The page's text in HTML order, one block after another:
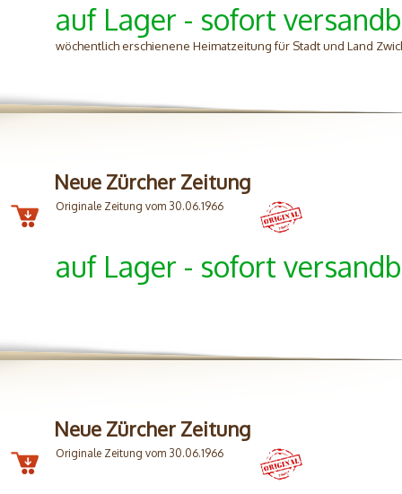
auf Lager - sofort
wöchentlich erschienene Heimatzeitung für Stadt und Land
Neue Zürcher Zeitung
Originale Zeitung vom 30.06.1966
auf Lager - sofort
Neue Zürcher Zeitung
Originale Zeitung vom 30.06.1966